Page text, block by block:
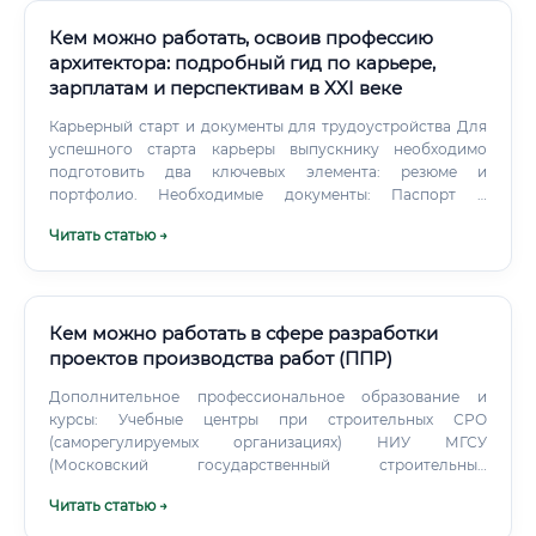
Кем можно работать, освоив профессию
архитектора: подробный гид по карьере,
зарплатам и перспективам в XXI веке
Карьерный старт и документы для трудоустройства Для
успешного старта карьеры выпускнику необходимо
подготовить два ключевых элемента: резюме и
портфолио. Необходимые документы: Паспорт и
книжка при наличии).
Читать статью →
Кем можно работать в сфере разработки
проектов производства работ (ППР)
Дополнительное профессиональное образование и
курсы: Учебные центры при строительных СРО
(саморегулируемых организациях) НИУ МГСУ
(Московский государственный строительный
онлайн-обучения: Skillbox, Нетология (курсы по BIM и
Читать статью →